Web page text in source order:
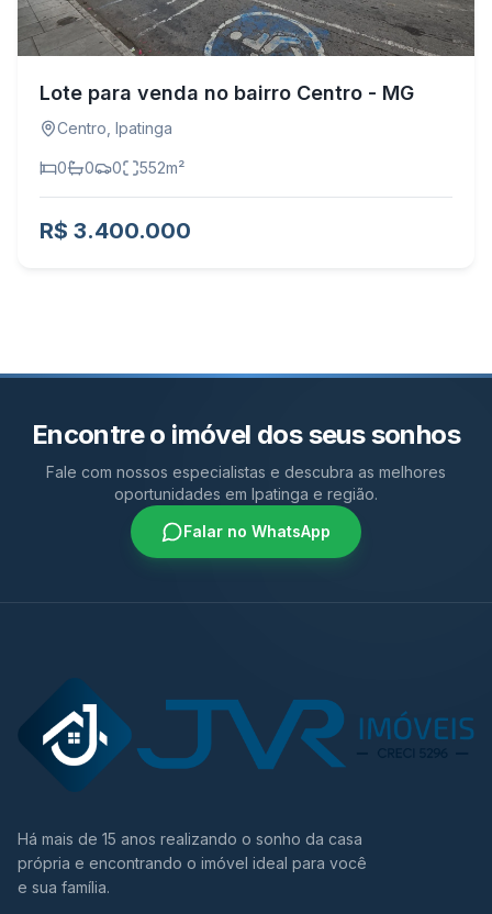
Lote para venda no bairro Centro - MG
Centro Ipatinga
0 0 0 552m²
R$ 3.400.000
Encontre o imóvel dos seus sonhos
Fale com nossos especialistas e descubra as melhores
oportunidades em Ipatinga e região.
Falar no WhatsApp
Há mais de 15 anos realizando o sonho da casa
própria e encontrando o imóvel ideal para você
e sua família.